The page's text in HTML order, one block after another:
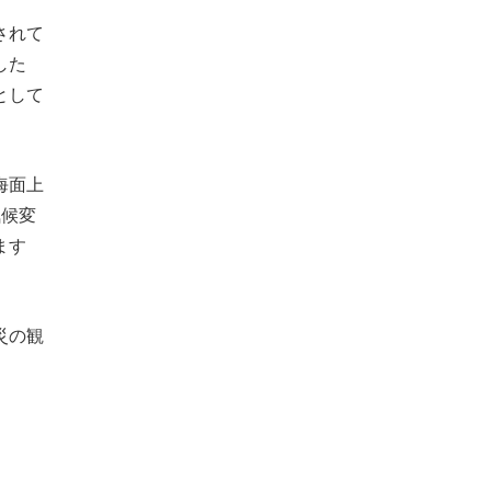
れて
た
して
面上
変
す
の観